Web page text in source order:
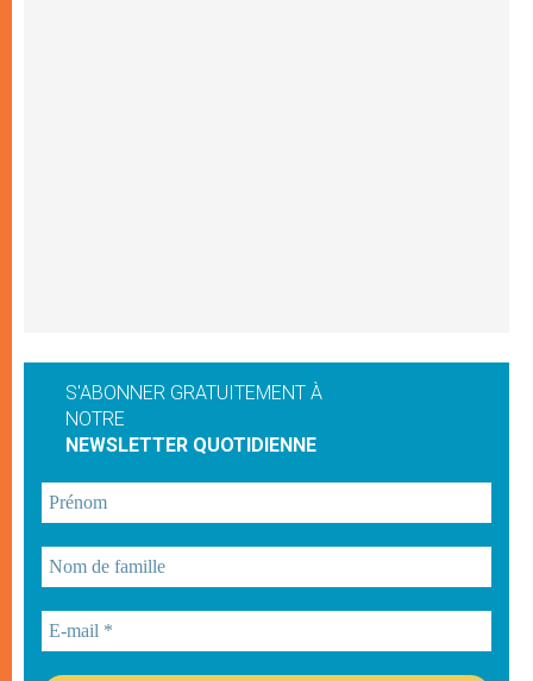
S'ABONNER GRATUITEMENT À
NOTRE
NEWSLETTER QUOTIDIENNE